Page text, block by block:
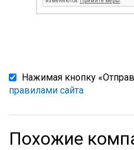
Нажимая кнопку
правилами сайта
Похожие